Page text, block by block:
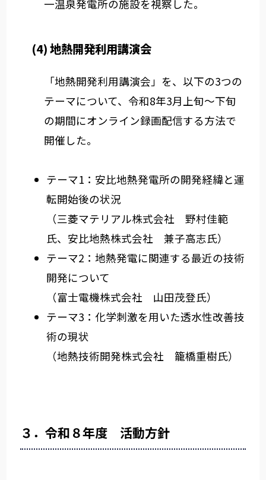
一温泉発電所の施設を視察した。
(4) 地熱開発利用講演会
「地熱開発利用講演会」を、以下の3つの
テーマについて、令和8年3月上旬～下旬
の期間にオンライン録画配信する方法で
開催した。
テーマ1：安比地熱発電所の開発経緯と運
転開始後の状況
（三菱マテリアル株式会社 野村佳範
氏、安比地熱株式会社 兼子高志氏）
テーマ2：地熱発電に関連する最近の技術
開発について
（富士電機株式会社 山田茂登氏）
テーマ3：化学刺激を用いた透水性改善技
術の現状
（地熱技術開発株式会社 籠橋重樹氏）
３．令和８年度 活動方針